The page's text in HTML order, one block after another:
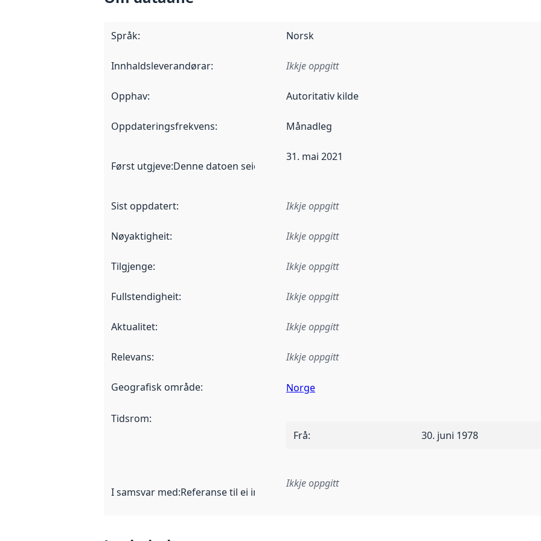
Språk: Norsk
Innhaldsleverandørar: Ikkje oppgitt
Opphav: Autoritativ kilde
Oppdateringsfrekvens: Månadleg
Først utgjeve:Denne datoen seier når dataa i dette datasettet først blei utgitt. Det kan ha
31. mai 2021
Sist oppdatert: Ikkje oppgitt
Nøyaktigheit: Ikkje oppgitt
Tilgjenge: Ikkje oppgitt
Fullstendigheit: Ikkje oppgitt
Aktualitet: Ikkje oppgitt
Relevans: Ikkje oppgitt
Geografisk område: Norge
Tidsrom:
Frå: 30. juni 1978
I samsvar med:Referanse til ei implementeringsregel eller anna spesifikasjon som ligg til
Ikkje oppgitt